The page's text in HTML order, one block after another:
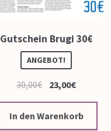
Gutschein Brugi 30€
ANGEBOT!
30,00€ 23,00€
In den Warenkorb